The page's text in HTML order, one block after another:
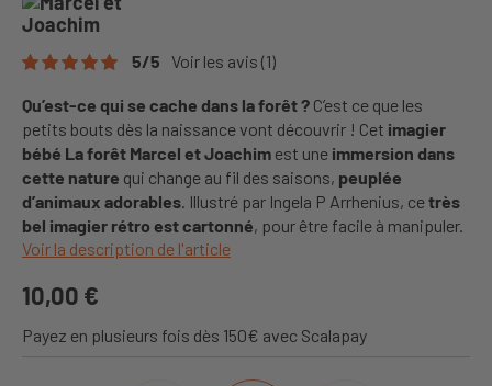
5/5 Voir les avis (1)
Qu’est-ce qui se cache dans la forêt ? C’est ce que les
petits bouts dès la naissance vont découvrir ! Cet imagier
bébé La forêt Marcel et Joachim est une immersion dans
cette nature qui change au fil des saisons, peuplée
d’animaux adorables. Illustré par Ingela P Arrhenius, cetrès
bel imagier rétro est cartonné, pour être facile à manipuler.
Voir la description de l'article
10,00 €
Payez en plusieurs fois dès 150€ avec Scalapay